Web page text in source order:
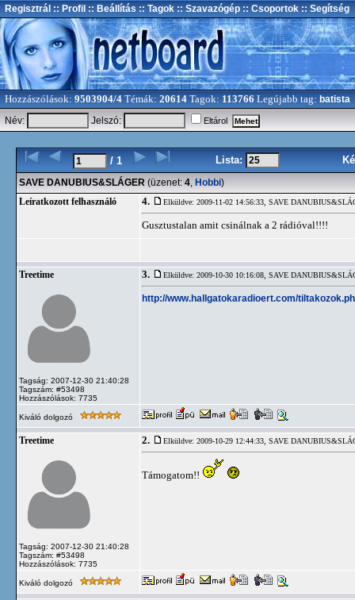
Regisztrál :: Profil :: Beállítás :: Tagok :: Szavazógép :: Csoportok :: Segítség
Hozzászólások: 9503904/4 Témák: 20614 Tagok: 113766 Legújabb tag: batista
Név:
Jelszó: Eltárol
/ 1 Lista:
SAVE DANUBIUS&SLÁGER (üzenet: 4, Hobbi)
Leíratkozott felhasználó 4. Elküldve: 2009-11-02 14:56:33, SAVE
Gusztustalan amit csinálnak a 2 rádióval!!!!
Treetime
Tagság: 2007-12-30 21:40:28
Tagszám: #53498
Hozzászólások: 7735
3. Elküldve: 2009-10-30 10:16:08, SAVE
http://www.hallgatokaradioert.com/
Kiváló dolgozó
Treetime
Tagság: 2007-12-30 21:40:28
Tagszám: #53498
Hozzászólások: 7735
2. Elküldve: 2009-10-29 12:44:33, SAVE
Támogatom!!
Kiváló dolgozó